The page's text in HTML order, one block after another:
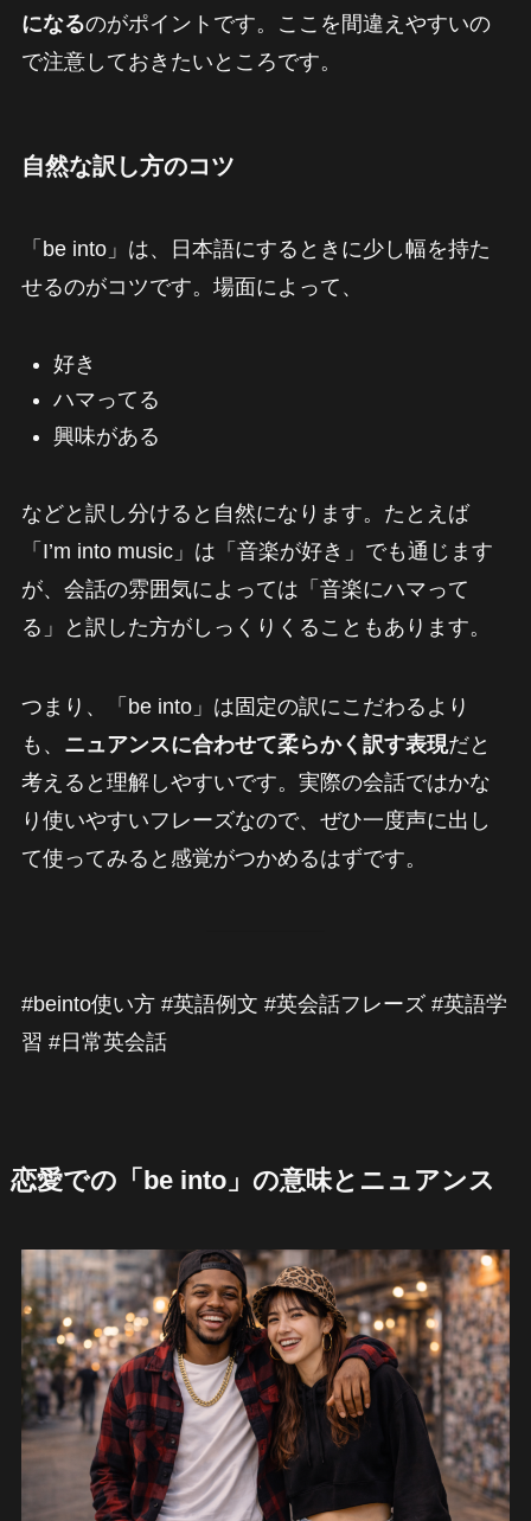
になるのがポイントです。ここを間違えやすいの
で注意しておきたいところです。
自然な訳し方のコツ
「be into」は、日本語にするときに少し幅を持た
せるのがコツです。場面によって、
好き
ハマってる
興味がある
などと訳し分けると自然になります。たとえば
「I’m into music」は「音楽が好き」でも通じます
が、会話の雰囲気によっては「音楽にハマって
る」と訳した方がしっくりくることもあります。
つまり、「be into」は固定の訳にこだわるより
も、 ニュアンスに合わせて柔らかく訳す表現だと
考えると理解しやすいです。実際の会話ではかな
り使いやすいフレーズなので、ぜひ一度声に出し
て使ってみると感覚がつかめるはずです。
#beinto使い方 #英語例文 #英会話フレーズ #英語学
習 #日常英会話
恋愛での「be into」の意味とニュアンス